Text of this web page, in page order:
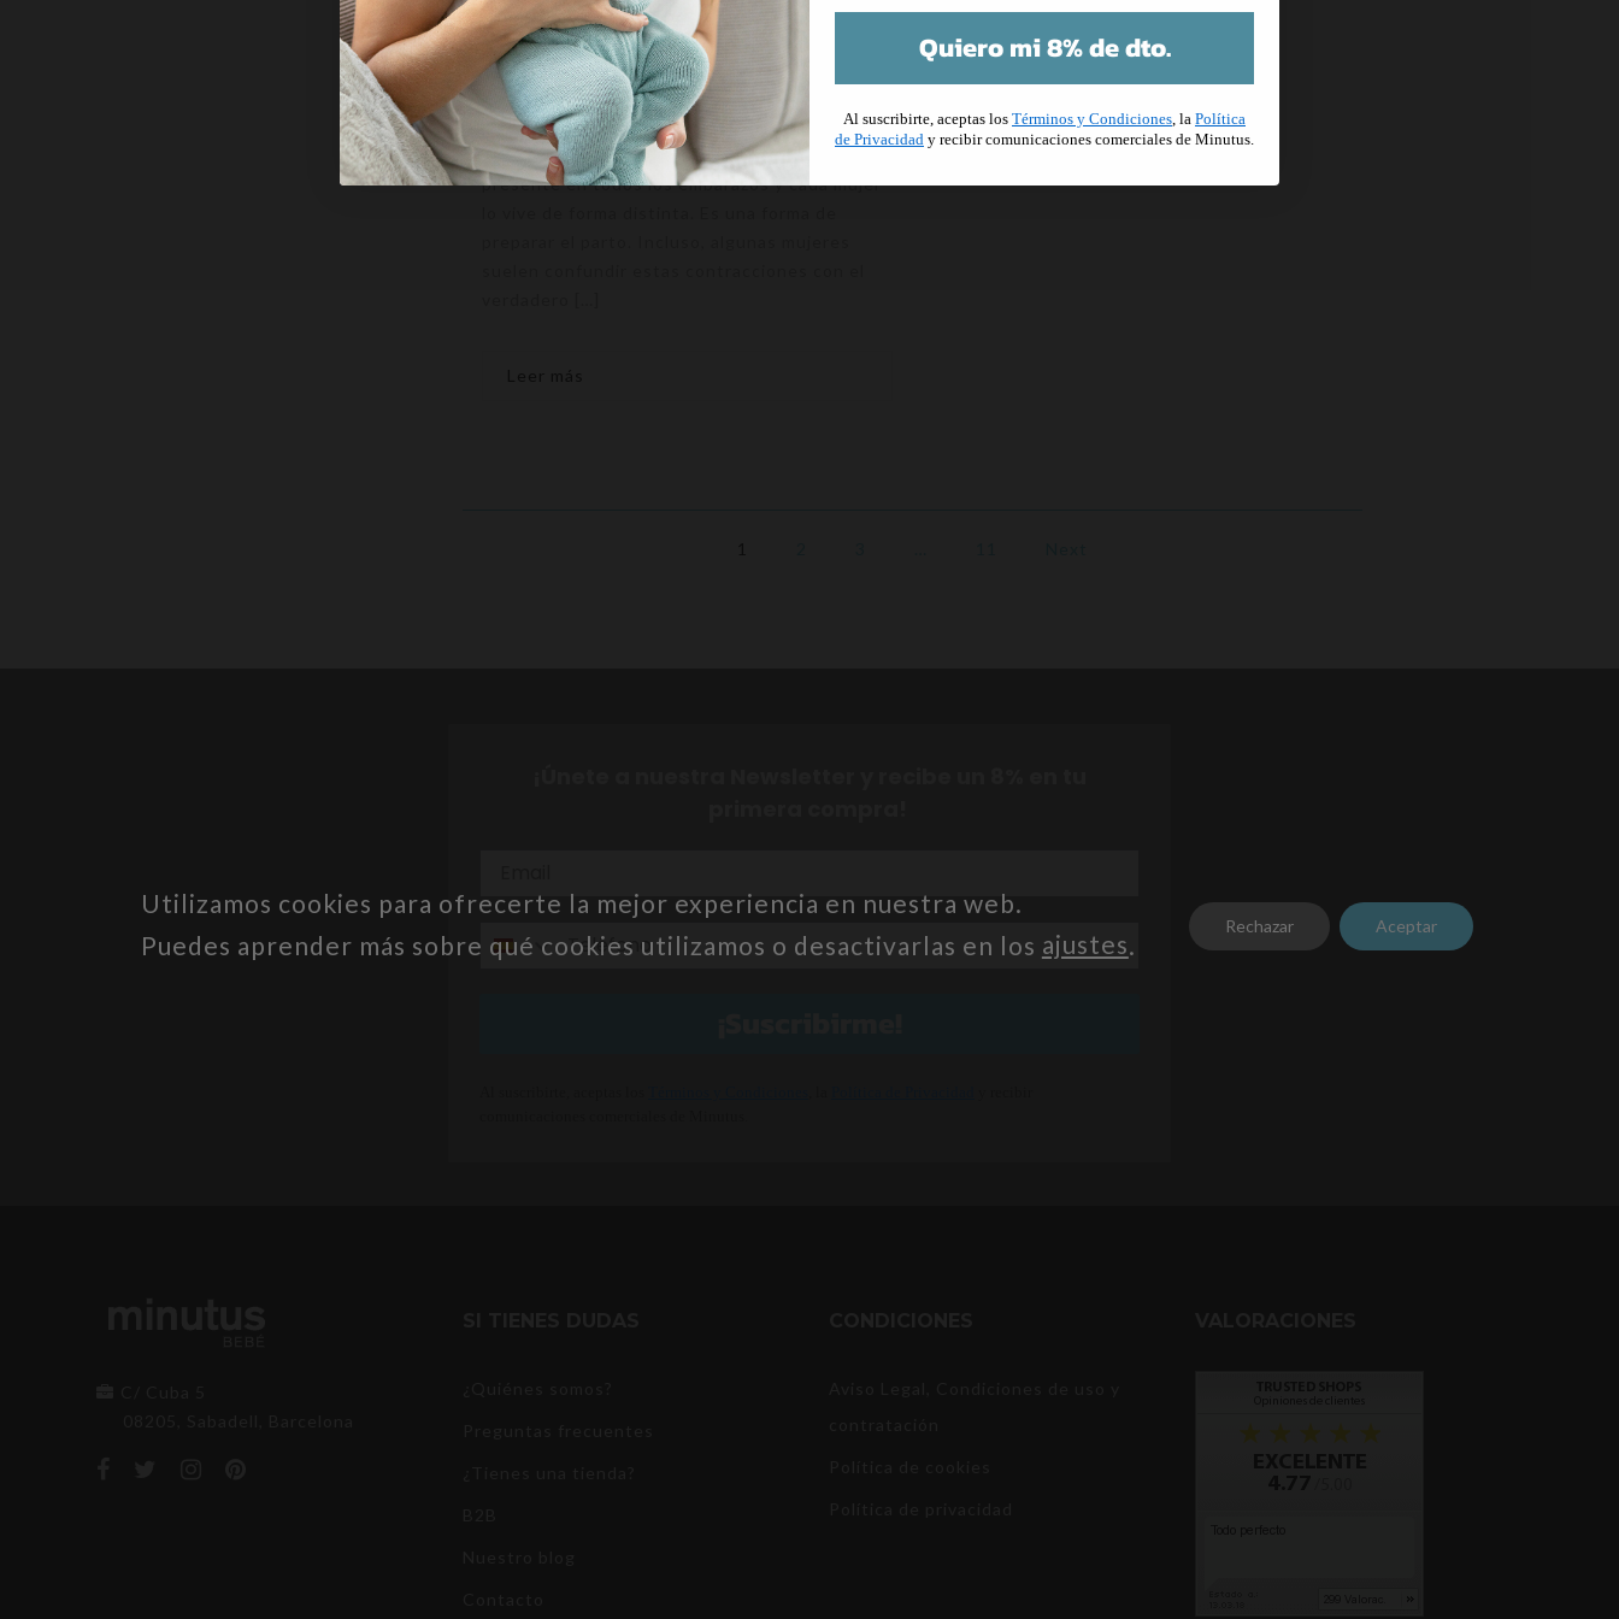
Muchas mujeres cuando están en su última
etapa del embarazo sienten contracciones
antes del parto. Este fenómeno es conocido
como las contracciones de Braxton. Esté está
presente en todos los embarazos y cada mujer
Utilizamos cookies para ofrecerte la mejor experiencia en nuestra web.
Puedes aprender más sobre qué cookies utilizamos o desactivarlas en los ajustes.
Aceptar
Rechazar
Quiero mi 8% de dto.
Al suscribirte, aceptas los Términos y Condiciones, la Política
de Privacidad y recibir comunicaciones comerciales de Minutus.